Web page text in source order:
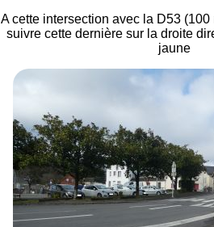
A cette intersection avec la D53
suivre cette dernière sur la droite
jaune